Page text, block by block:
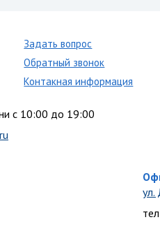
Задать вопрос
Обратный звонок
Контакная информация
с 10:00 до 19:00
ул.